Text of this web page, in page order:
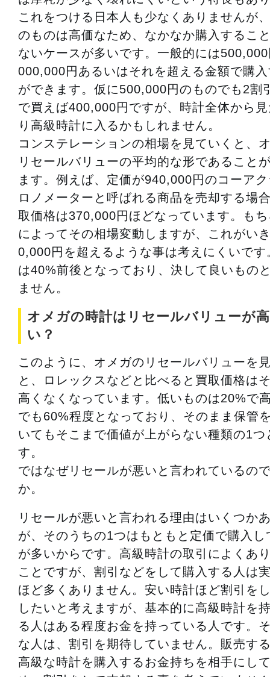
これをつける日本人も少なくありませんが
のものは高価なため、なかなか購入するこ
ないケースが多いです。一般的には
000,000円あるいはそれを超える金額で購
ができます。仮に500,000円のものでも2割
で買えば400,000円ですが、時計全体から
り高級時計に入るかもしれません。
コンステレーションの相場を見ていくと、
リセールバリューの平均的な形であること
ます。例えば、定価が940,000円のコーア
ロノメーターと呼ばれる商品を売却する場
取価格は370,000円ほどなっています。も
によってその相場変動しますが、これがい
0,000円を超えるような事は考えにくいです
は40%前後となっており、決して良いもの
ません。
オメガの時計はリセールバリューが
い？
このように、オメガのリセールバリューを
と、ロレックスなどと比べると買取価格は
高くなくなっています。低いものは20%で
でも60%程度となっており、そのまま保管
いてもそこまで価値が上がらない種類の1つ
す。
ではなぜリセールが悪いと言われているの
か。
リセールが悪いと言われる理由はいくつか
が、そのうちの1つはもともと定価で購入し
が多いからです。高級時計の取引によくあ
ことですが、割引などをして購入する人は
ほど多くありません。安い時計ほど割引を
したいと考えますが、基本的に高級時計を
る人はある程度お金を持っている人です。
な人は、割引を期待していません。販売す
高級な時計を購入するお金持ちを相手にし